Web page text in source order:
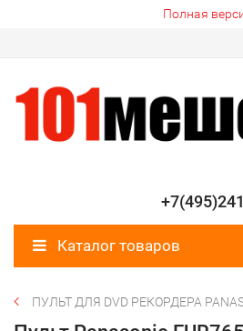
Полная
Каталог товаров
ПУЛЬТ ДЛЯ DVD РЕКОРДЕРА